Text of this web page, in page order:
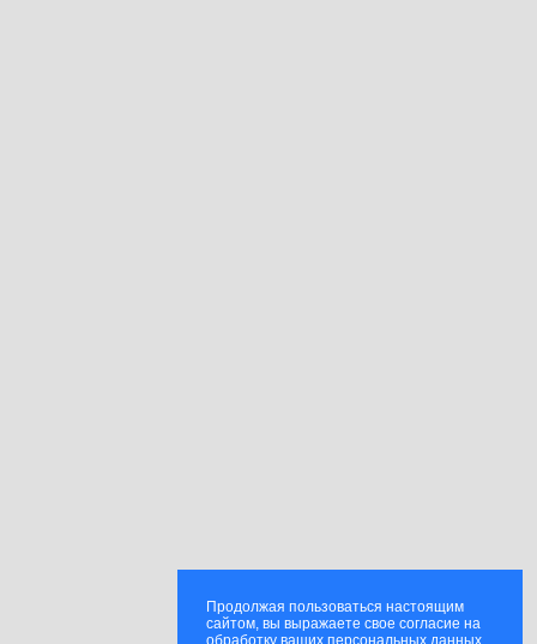
Продолжая пользоваться настоящим
сайтом, вы выражаете свое согласие на
обработку ваших персональных данных